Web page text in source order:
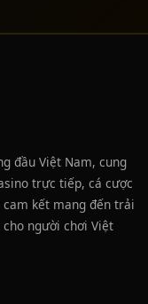
đầu Việt Nam, cung
trực tiếp, cá cược
cam kết mang đến trải
người chơi Việt